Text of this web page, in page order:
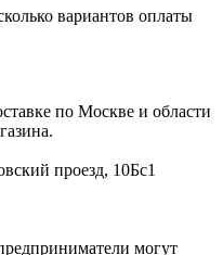
вариантов оплаты
по Москве и области
проезд, 10Бс1
могут